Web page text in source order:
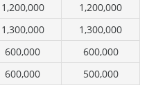
1,200,000
1,200,000
1,300,000
1,300,000
600,000
600,000
600,000 500,000